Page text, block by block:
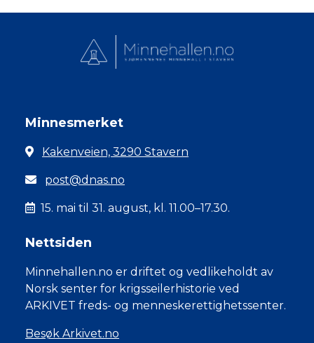
Minnesmerket
Kakenveien, 3290 Stavern
post@dnas.no
15. mai til 31. august, kl. 11.00–17.30.
Nettsiden
Minnehallen.no er driftet og vedlikeholdt av
Norsk senter for krigsseilerhistorie ved
ARKIVET freds- og menneskerettighetssenter.
Besøk Arkivet.no